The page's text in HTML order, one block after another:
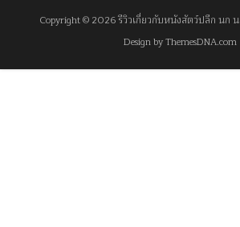
Copyright © 2026 รีวิวเกี่ยวกับหนังสัตว์ปลีก นก
Design by ThemesDNA.com